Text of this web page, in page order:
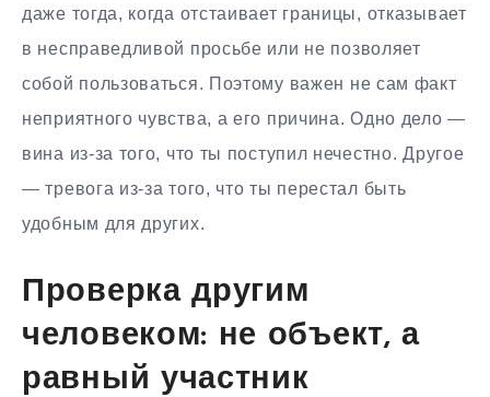
даже тогда, когда отстаивает границы, отказывает
в несправедливой просьбе или не позволяет
собой пользоваться. Поэтому важен не сам факт
неприятного чувства, а его причина. Одно дело —
вина из-за того, что ты поступил нечестно. Другое
— тревога из-за того, что ты перестал быть
удобным для других.
Проверка другим
человеком: не объект, а
равный участник